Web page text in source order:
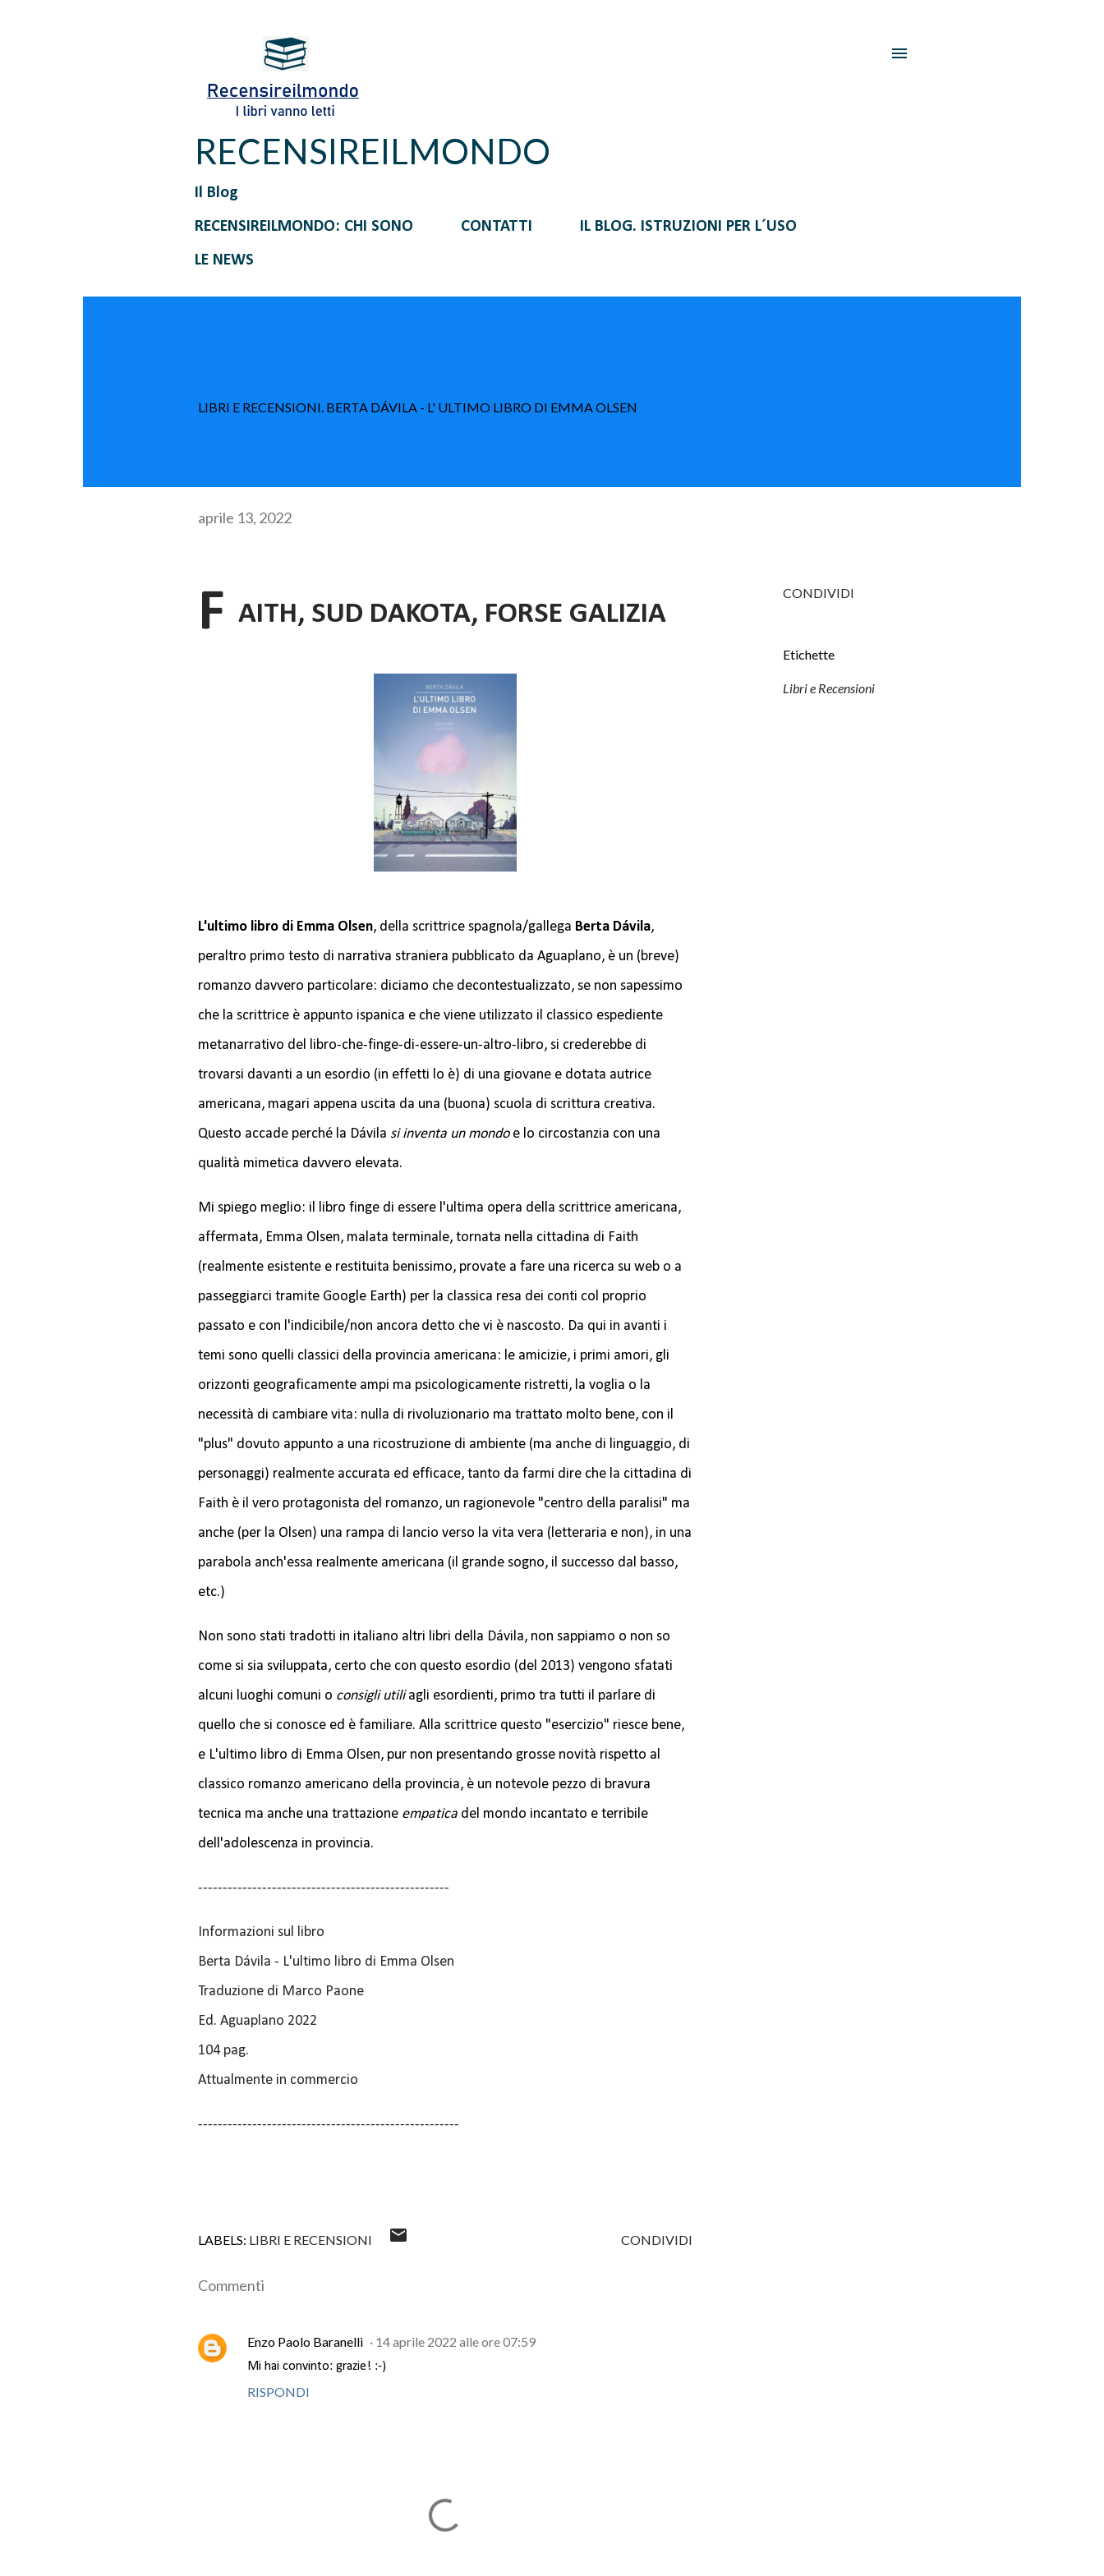
RECENSIREILMONDO
Il Blog
RECENSIREILMONDO: CHI SONO CONTATTI IL BLOG. ISTRUZIONI PER L´USO
LE NEWS
LIBRI E RECENSIONI. BERTA DÁVILA - L' ULTIMO LIBRO DI EMMA OLSEN
aprile 13, 2022
F AITH, SUD DAKOTA, FORSE GALIZIA
L'ultimo libro di Emma Olsen, della scrittrice spagnola/gallega Berta Dávila,
peraltro primo testo di narrativa straniera pubblicato da Aguaplano, è un (breve)
romanzo davvero particolare: diciamo che decontestualizzato, se non sapessimo
che la scrittrice è appunto ispanica e che viene utilizzato il classico espediente
metanarrativo del libro-che-finge-di-essere-un-altro-libro, si crederebbe di
trovarsi davanti a un esordio (in effetti lo è) di una giovane e dotata autrice
americana, magari appena uscita da una (buona) scuola di scrittura creativa.
Questo accade perché la Dávila si inventa un mondoe lo circostanzia con una
qualità mimetica davvero elevata.
Mi spiego meglio: il libro finge di essere l'ultima opera della scrittrice americana,
affermata, Emma Olsen, malata terminale, tornata nella cittadina di Faith
(realmente esistente e restituita benissimo, provate a fare una ricerca su web o a
passeggiarci tramite Google Earth) per la classica resa dei conti col proprio
passato e con l'indicibile/non ancora detto che vi è nascosto. Da qui in avanti i
temi sono quelli classici della provincia americana: le amicizie, i primi amori, gli
orizzonti geograficamente ampi ma psicologicamente ristretti, la voglia o la
necessità di cambiare vita: nulla di rivoluzionario ma trattato molto bene, con il
"plus" dovuto appunto a una ricostruzione di ambiente (ma anche di linguaggio, di
personaggi) realmente accurata ed efficace, tanto da farmi dire che la cittadina di
Faith è il vero protagonista del romanzo, un ragionevole "centro della paralisi" ma
anche (per la Olsen) una rampa di lancio verso la vita vera (letteraria e non), in una
parabola anch'essa realmente americana (il grande sogno, il successo dal basso,
etc.)
Non sono stati tradotti in italiano altri libri della Dávila, non sappiamo o non so
come si sia sviluppata, certo che con questo esordio (del 2013) vengono sfatati
alcuni luoghi comuni o consigli utiliagli esordienti, primo tra tutti il parlare di
quello che si conosce ed è familiare. Alla scrittrice questo "esercizio" riesce bene,
e L'ultimo libro di Emma Olsen, pur non presentando grosse novità rispetto al
classico romanzo americano della provincia, è un notevole pezzo di bravura
tecnica ma anche una trattazione empatica del mondo incantato e terribile
dell'adolescenza in provincia.
---------------------------------------------------
Informazioni sul libro
Berta Dávila - L'ultimo libro di Emma Olsen
Traduzione di Marco Paone
Ed. Aguaplano 2022
104 pag.
Attualmente in commercio
-----------------------------------------------------
CONDIVIDI
Etichette
Libri e Recensioni
LABELS: LIBRI E RECENSIONI CONDIVIDI
Commenti
Enzo Paolo Baranelli 14 aprile 2022 alle ore 07:59
Mi hai convinto: grazie! :-)
RISPONDI